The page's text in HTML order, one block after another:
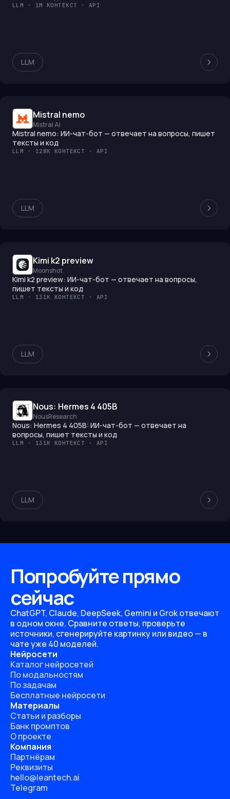
LLM · 1M КОНТЕКСТ · API
LLM
Mistral nemo
Mistral AI
Mistral nemo: ИИ-чат-бот — отвечает на вопросы, пишет
тексты и код
LLM · 128K КОНТЕКСТ · API
LLM
Kimi k2 preview
Moonshot
Kimi k2 preview: ИИ-чат-бот — отвечает на вопросы,
пишет тексты и код
LLM · 131K КОНТЕКСТ · API
LLM
Nous: Hermes 4 405B
NousResearch
Nous: Hermes 4 405B: ИИ-чат-бот — отвечает на
вопросы, пишет тексты и код
LLM · 131K КОНТЕКСТ · API
LLM
Попробуйте прямо
сейчас
ChatGPT, Claude, DeepSeek, Gemini и Grok отвечают
в одном окне. Сравните ответы, проверьте
источники, сгенерируйте картинку или видео — в
чате уже 40 моделей.
Нейросети
Каталог нейросетей
По модальностям
По задачам
Бесплатные нейросети
Материалы
Статьи и разборы
Банк промптов
О проекте
Компания
Партнёрам
Реквизиты
hello@leantech.ai
Telegram